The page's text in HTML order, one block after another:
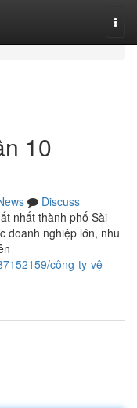
10
Discuss
nhất thành phố Sài
doanh nghiệp lớn, nhu
công-ty-vệ-